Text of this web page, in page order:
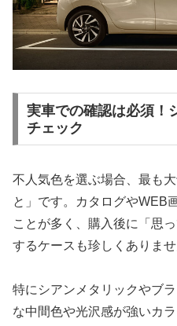
実車での確認は必須！
チェック
不人気色を選ぶ場合、最も
と」です。カタログやWEB
ことが多く、購入後に「思
するケースも珍しくありませ
特にシアンメタリックやブ
な中間色や光沢感が強いカ